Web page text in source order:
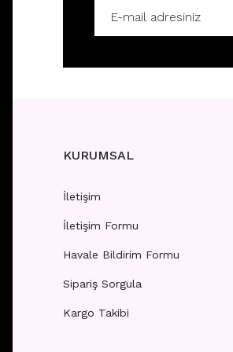
Fiyatları görebilmek içinüye
TÜKENDİ
X18 - SALLANTILI TRAGUS - HELIX
Fiyatları görebilmek için
KURUMSAL
İletişim
İletişim Formu
Havale Bildirim Formu
Sipariş Sorgula
Kargo Takibi